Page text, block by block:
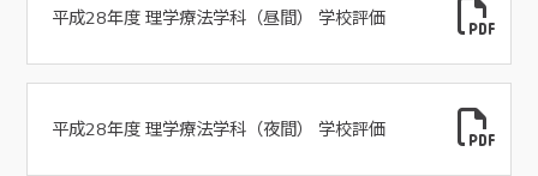
平成28年度 理学療法学科（昼間） 学校評価
平成28年度 理学療法学科（夜間） 学校評価